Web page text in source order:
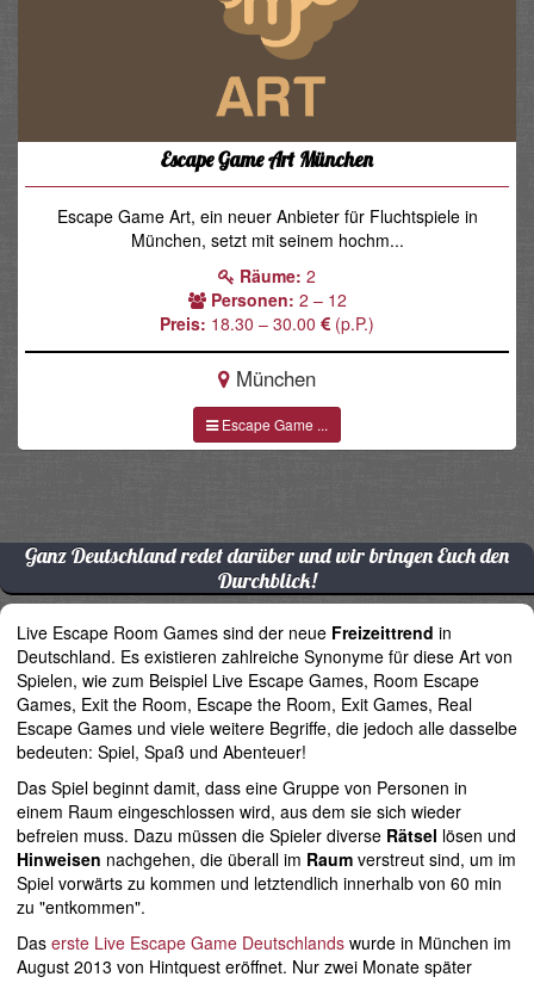
Escape Game Art München
Escape Game Art, ein neuer Anbieter für Fluchtspiele in
München, setzt mit seinem hochm...
Räume: 2
Personen: 2 – 12
Preis: 18.30 – 30.00 (p.P.)
München
Escape Game ...
Ganz Deutschland redet darüber und wir bringen Euch den
Durchblick!
Live Escape Room Games sind der neue Freizeittrend in
Deutschland. Es existieren zahlreiche Synonyme für diese Art von
Spielen, wie zum Beispiel Live Escape Games, Room Escape
Games, Exit the Room, Escape the Room, Exit Games, Real
Escape Games und viele weitere Begriffe, die jedoch alle dasselbe
bedeuten: Spiel, Spaß und Abenteuer!
Das Spiel beginnt damit, dass eine Gruppe von Personen in
einem Raum eingeschlossen wird, aus dem sie sich wieder
befreien muss. Dazu müssen die Spieler diverse Rätsel lösen und
Hinweisen nachgehen, die überall im Raum verstreut sind, um im
Spiel vorwärts zu kommen und letztendlich innerhalb von 60 min
zu "entkommen".
Das erste Live Escape Game Deutschlands wurde in München im
August 2013 von Hintquest eröffnet. Nur zwei Monate später